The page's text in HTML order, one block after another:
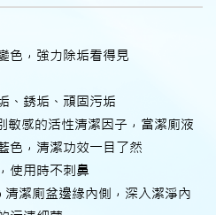
色，強力除垢看得見
、銹垢、頑固污垢
敏感的活性清潔因子，當潔廁液
色，清潔功效一目了然
使用時不刺鼻
潔廁盆邊緣內側，深入潔淨內